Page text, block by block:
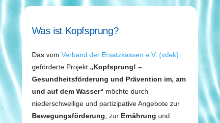
Was ist Kopfsprung?
Das vom Verband der Ersatzkassen e.V. (vdek)
geförderte Projekt „Kopfsprung! –
Gesundheitsförderung und Prävention im, am
und auf dem Wasser“ möchte durch
niederschwellige und partizipative Angebote zur
Bewegungsförderung , zur Ernährung und